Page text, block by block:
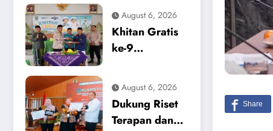
Tersangka
Baru, Kasus
Dugaan
Korupsi
Perumahan
DPRD 2023-
2026
August 6, 2026
Khitan Gratis
ke-9
HUT ke-12
Media Pewarta
di Magetan
August 6, 2026
Dukung Riset
Terapan dan